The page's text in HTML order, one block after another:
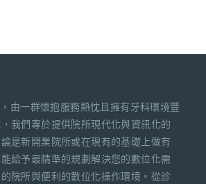
由一群懷抱服務熱忱且擁有牙科環境豐
我們專於提供院所現代化與資訊化的
是新開業院所或在現有的基礎上做有
給予最精準的規劃解決您的數位化需
院所與便利的數位化操作環境。從診